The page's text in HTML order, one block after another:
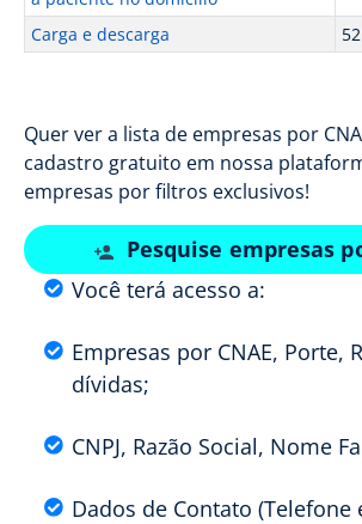
Carga e descarga
Quer ver a lista de empresas por
cadastro gratuito em nossa
empresas por filtros exclusivos!
Pesquise empresas
Você terá acesso a:
Empresas por CNAE, Porte,
dívidas;
CNPJ, Razão Social, Nome
Dados de Contato (Telefone